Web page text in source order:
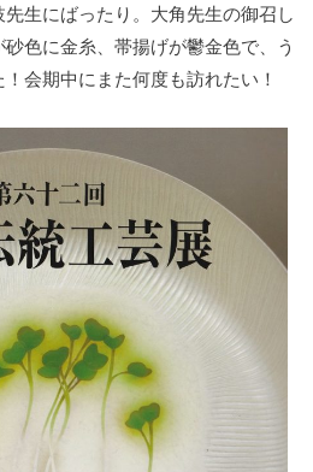
生にばったり。大角先生の御召し
色に金糸、帯揚げが鬱金色で、う
会期中にまた何度も訪れたい！